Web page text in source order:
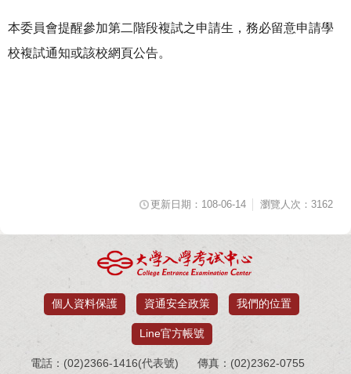
本委員會提醒參加第二階段複試之申請生，務必留意申請學
校複試通知或該校網頁公告。
更新日期：108-06-14 瀏覽人次：3162
個人資料保護 資通安全政策 我們的位置
Line官方帳號
電話：(02)2366-1416(代表號)
傳真：(02)2362-0755